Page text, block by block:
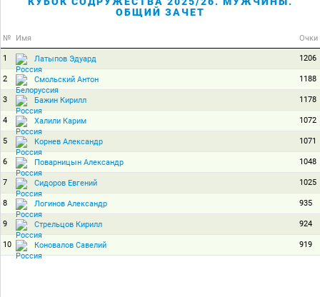
ОБЩИЙ ЗАЧЕТ
№ Имя Очки
1 Латыпов Эдуард 1206
2 Смольский Антон 1188
3 Бажин Кирилл 1178
4 Халили Карим 1072
5 Корнев Александр 1071
6 Поварницын Александр 1048
7 Сидоров Евгений 1025
8 Логинов Александр 935
9 Стрельцов Кирилл 924
10 Коновалов Савелий 919